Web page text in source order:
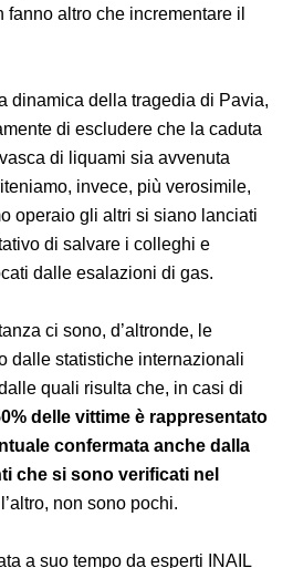
quando si vede un
ma la catena di solidarietà
che, di fatto, non fanno altro
delle vittime.
dinamica della tragedia di
di escludere che
nella vasca di liquami sia
riteniamo, invece, più
nel tentativo di salvare i
tutti soffocati dalle esalazioni
ci sono, d’altronde, le
dalle statistiche internazionali
quali risulta che, in casi di
percentuale